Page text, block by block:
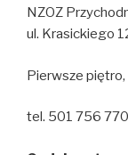
NZOZ
ul. Krasickiego
Pierwsze
tel. 501 756 770